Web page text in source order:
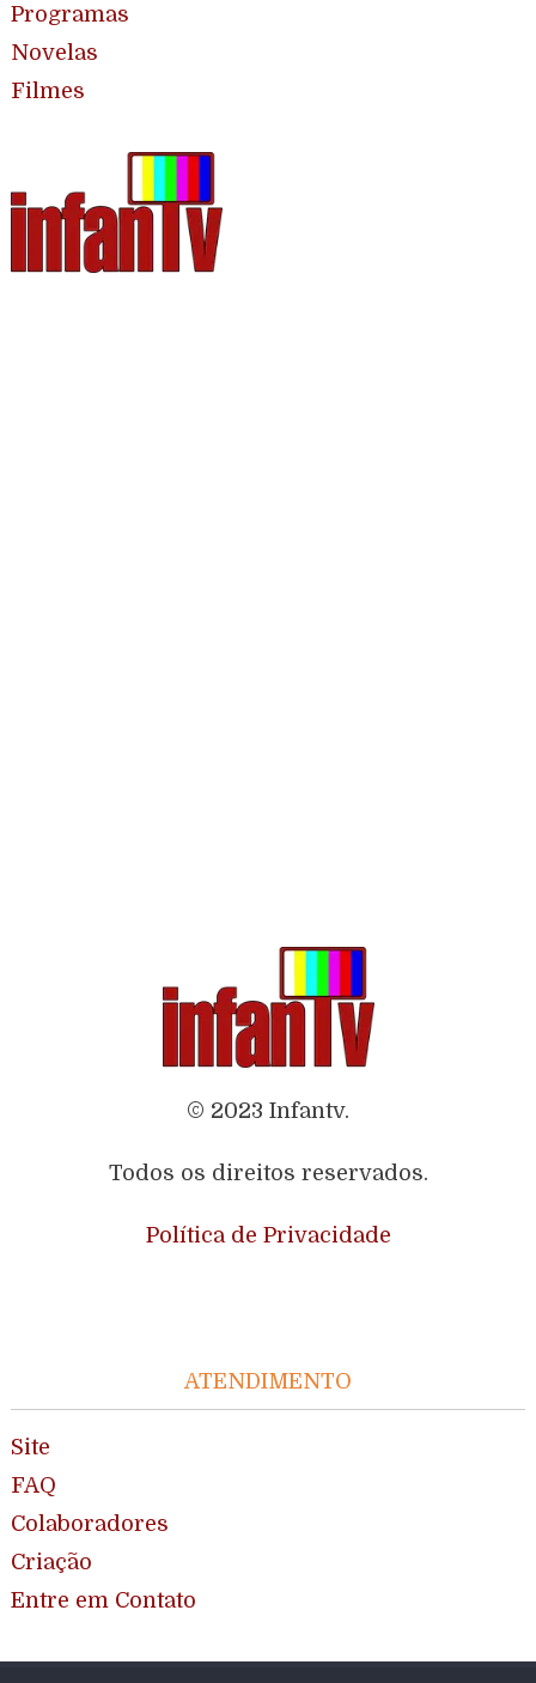
Programas
Novelas
Filmes
© 2023 Infantv.
Todos os direitos reservados.
Política de Privacidade
ATENDIMENTO
Site
FAQ
Colaboradores
Criação
Entre em Contato